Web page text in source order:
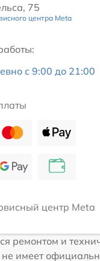
75
центра Meta
с 9:00 до 21:00
центр Meta
ремонтом и
имеет